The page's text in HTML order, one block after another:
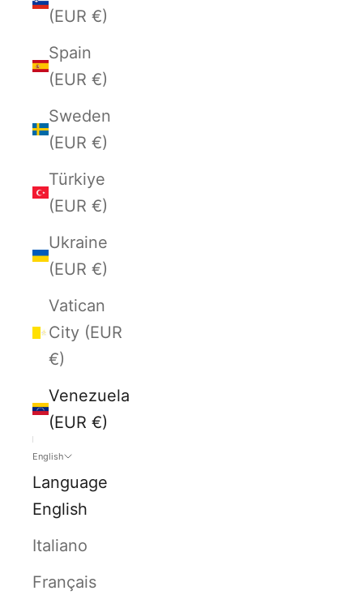
(EUR €)
Spain
(EUR €)
Sweden
(EUR €)
Türkiye
(EUR €)
Ukraine
(EUR €)
Vatican
City (EUR
€)
Venezuela
(EUR €)
English
Language
English
Italiano
Français